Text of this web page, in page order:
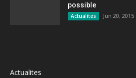
possible
Actualites Jun 20, 2015
Actualites